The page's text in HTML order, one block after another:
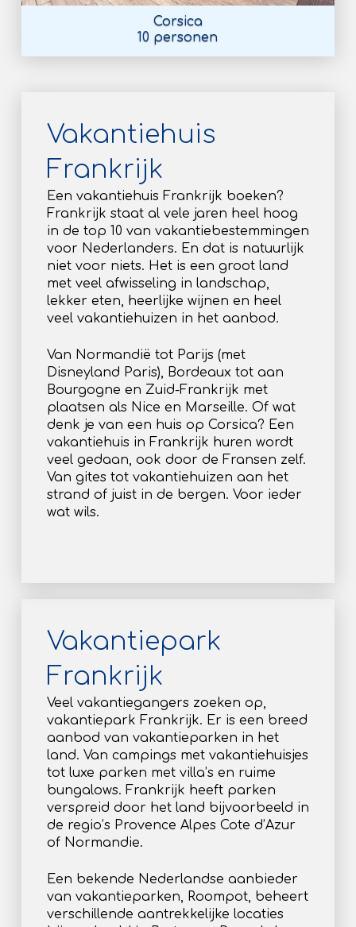
Corsica
10 personen
Vakantiehuis
Frankrijk
Een vakantiehuis Frankrijk boeken?
Frankrijk staat al vele jaren heel hoog
in de top 10 van vakantiebestemmingen
voor Nederlanders. En dat is natuurlijk
niet voor niets. Het is een groot land
met veel afwisseling in landschap,
lekker eten, heerlijke wijnen en heel
veel vakantiehuizen in het aanbod.
Van Normandië tot Parijs (met
Disneyland Paris), Bordeaux tot aan
Bourgogne en Zuid-Frankrijk met
plaatsen als Nice en Marseille. Of wat
denk je van een huis op Corsica? Een
vakantiehuis in Frankrijk huren wordt
veel gedaan, ook door de Fransen zelf.
Van gites tot vakantiehuizen aan het
strand of juist in de bergen. Voor ieder
wat wils.
Vakantiepark
Frankrijk
Veel vakantiegangers zoeken op,
vakantiepark Frankrijk. Er is een breed
aanbod van vakantieparken in het
land. Van campings met vakantiehuisjes
tot luxe parken met villa’s en ruime
bungalows. Frankrijk heeft parken
verspreid door het land bijvoorbeeld in
de regio’s Provence Alpes Cote d’Azur
of Normandie.
Een bekende Nederlandse aanbieder
van vakantieparken, Roompot, beheert
verschillende aantrekkelijke locaties